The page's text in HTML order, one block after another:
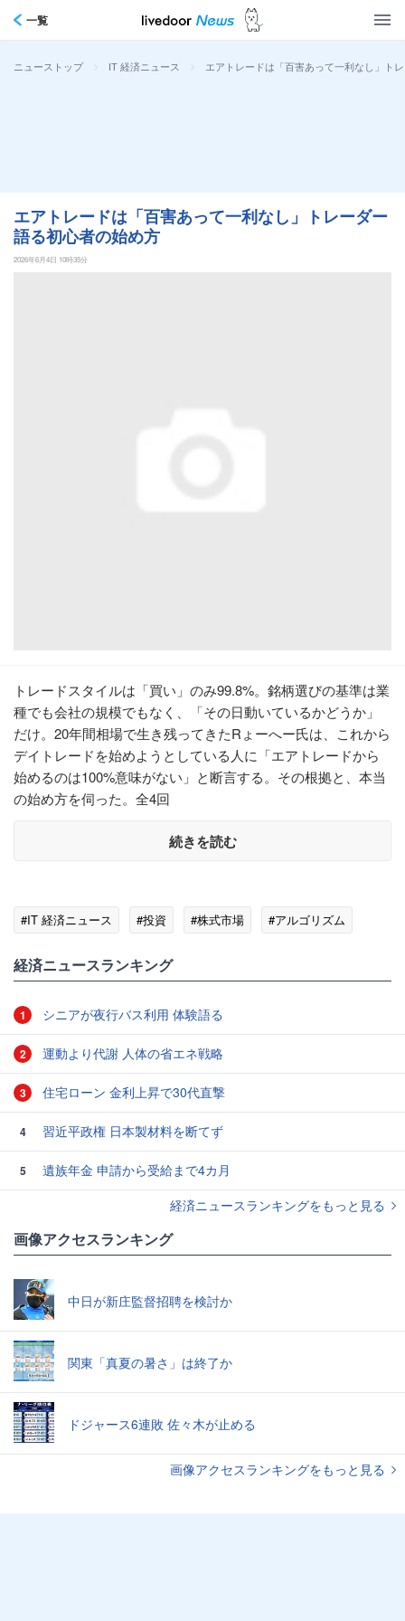
一覧
ニューストップ > IT 経済ニュース > エアトレードは「百害あって一利なし」ト
エアトレードは「百害あって一利なし」トレーダー
語る初心者の始め方
2026年6月4日 10時35分
トレードスタイルは「買い」のみ99.8%。銘柄選びの基準は業
種でも会社の規模でもなく、「その日動いているかどうか」
だけ。20年間相場で生き残ってきたRょーへー氏は、これから
デイトレードを始めようとしている人に「エアトレードから
始めるのは100%意味がない」と断言する。その根拠と、本当
の始め方を伺った。全4回
続きを読む
#IT 経済ニュース #投資 #株式市場 #アルゴリズム
経済ニュースランキング
1 シニアが夜行バス利用 体験語る
2 運動より代謝 人体の省エネ戦略
3 住宅ローン 金利上昇で30代直撃
4 習近平政権 日本製材料を断てず
5
遺族年金 申請から受給まで4カ月
経済ニュースランキングをもっと見る
画像アクセスランキング
中日が新庄監督招聘を検討か
関東「真夏の暑さ」は終了か
ドジャース6連敗 佐々木が止める
画像アクセスランキングをもっと見る